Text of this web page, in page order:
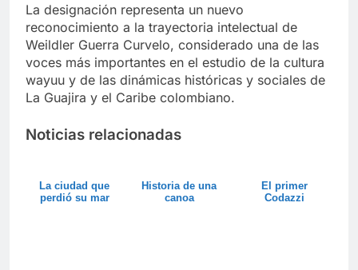
La designación representa un nuevo
reconocimiento a la trayectoria intelectual de
Weildler Guerra Curvelo, considerado una de las
voces más importantes en el estudio de la cultura
wayuu y de las dinámicas históricas y sociales de
La Guajira y el Caribe colombiano.
Noticias relacionadas
La ciudad que
perdió su mar
Historia de una
canoa
El primer
Codazzi